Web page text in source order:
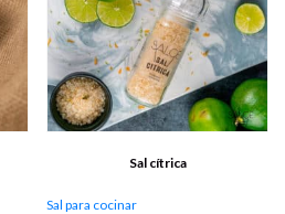
Sal cítrica
Sal para cocinar